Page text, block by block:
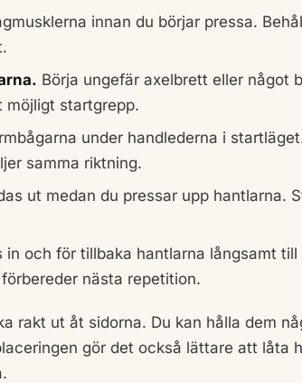
innan du börjar pressa.
Börja ungefär axelbrett eller något
möjligt startgrepp.
under handlederna i
samma riktning.
ut medan du pressar upp hantlarna.
in och för tillbaka hantlarna långsamt
nästa repetition.
rakt ut åt sidorna. Du kan hålla dem
gör det också lättare att låta